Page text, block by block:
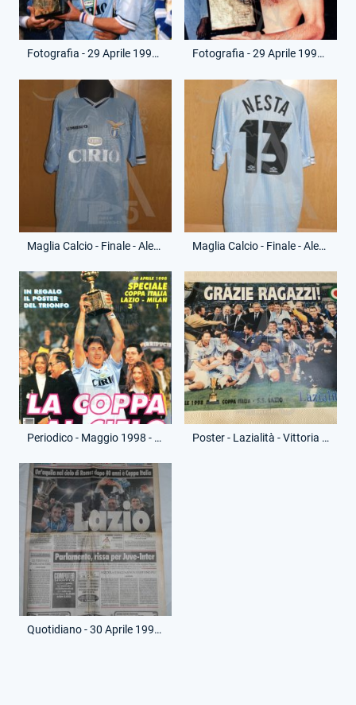
Fotografia - 29 Aprile 1998 - Finale Ritorno - Lazio-Milan Fotografia - 29 Aprile 1998 - Finale Ritorno - Lazio-Milan
Maglia Calcio - Finale - Alessandro Nesta - 13 - (Fronte) Maglia Calcio - Finale - Alessandro Nesta - 13 - (Retro)
Periodico - Maggio 1998 - Lazialità - Vittoria Coppa Italia Poster - Lazialità - Vittoria Coppa Italia
Quotidiano - 30 Aprile 1998 - Corriere dello Sport - Vittoria Coppa Italia